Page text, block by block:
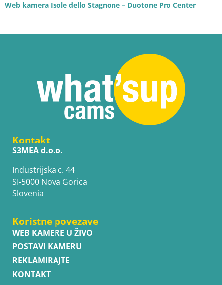
Web kamera Isole dello Stagnone – Duotone Pro Center
Kontakt
S3MEA d.o.o.
Industrijska c. 44
SI-5000 Nova Gorica
Slovenia
Koristne povezave
WEB KAMERE U ŽIVO
POSTAVI KAMERU
REKLAMIRAJTE
KONTAKT